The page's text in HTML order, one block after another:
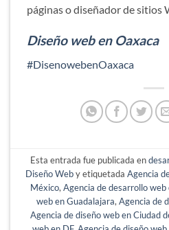
páginas o diseñador de sitios
Diseño web en Oaxaca
#DisenowebenOaxaca
Esta entrada fue publicada en
Diseño Weby etiquetada Agencia
México, Agencia de desarrollo web
web en Guadalajara, Agencia de
Agencia de diseño web en Ciudad